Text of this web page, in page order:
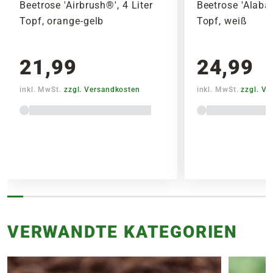
Beetrose 'Airbrush®', 4 Liter
Topf, orange-gelb
21,99
inkl. MwSt. zzgl. Versandkosten
Beetrose
Topf, weiß
24,99
inkl. MwSt.zzgl.
VERWANDTE KATEGORIEN